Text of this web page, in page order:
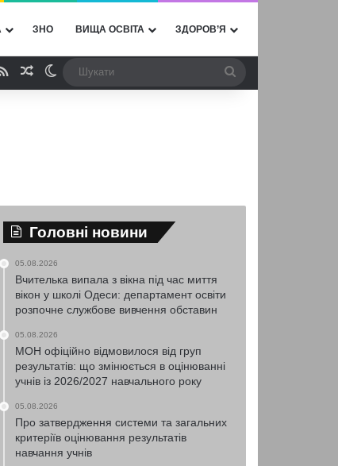
ЗНО ВИЩА ОСВІТА ЗДОРОВ’Я
RSSВипадкова стаття
Switch skin
Головні новини
05.08.2026
Вчителька випала з вікна під час миття
вікон у школі Одеси: департамент освіти
розпочне службове вивчення обставин
05.08.2026
МОН офіційно відмовилося від груп
результатів: що змінюється в оцінюванні
учнів із 2026/2027 навчального року
05.08.2026
Про затвердження системи та загальних
критеріїв оцінювання результатів
навчання учнів